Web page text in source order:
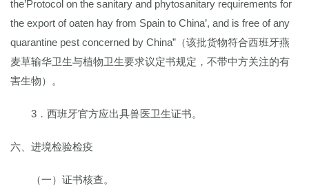
the’Protocol on the sanitary and phytosanitary requirements for
the export of oaten hay from Spain to China’, and is free of any
quarantine pest concerned by China”（该批货物符合西班牙燕
麦草输华卫生与植物卫生要求议定书规定，不带中方关注的有
害生物）。
3．西班牙官方应出具兽医卫生证书。
六、进境检验检疫
（一）证书核查。